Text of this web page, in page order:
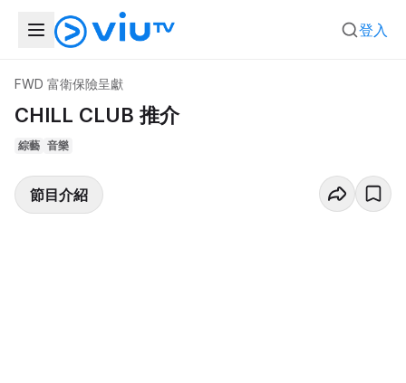
登入
FWD 富衛保險呈獻
CHILL CLUB 推介
綜藝 音樂
節目介紹